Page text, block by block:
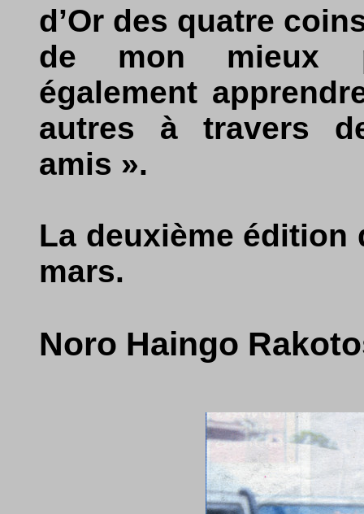
d’Or des quatre
de mon mieux
également
autres à travers
amis ».
La deuxième édition
mars.
Noro Haingo